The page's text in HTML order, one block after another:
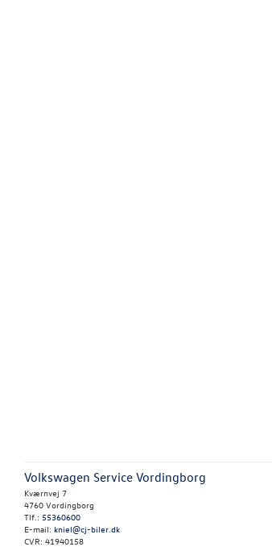
Volkswagen Service Vordingborg
Kværnvej 7
4760 Vordingborg
Tlf.: 55360600
E-mail: kniel@cj-biler.dk
CVR: 41940158